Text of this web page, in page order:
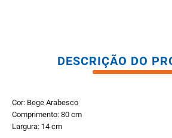
DESCRIÇÃO DO
Cor: Bege Arabesco
Comprimento: 80 cm
Largura: 14 cm